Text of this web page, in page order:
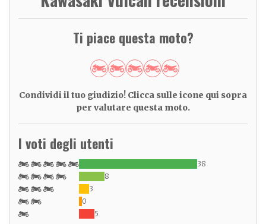
Ti piace questa moto?
Condividi il tuo giudizio! Clicca sulle icone qui sopra
per valutare questa moto.
I voti degli utenti
38
8
3
0
5